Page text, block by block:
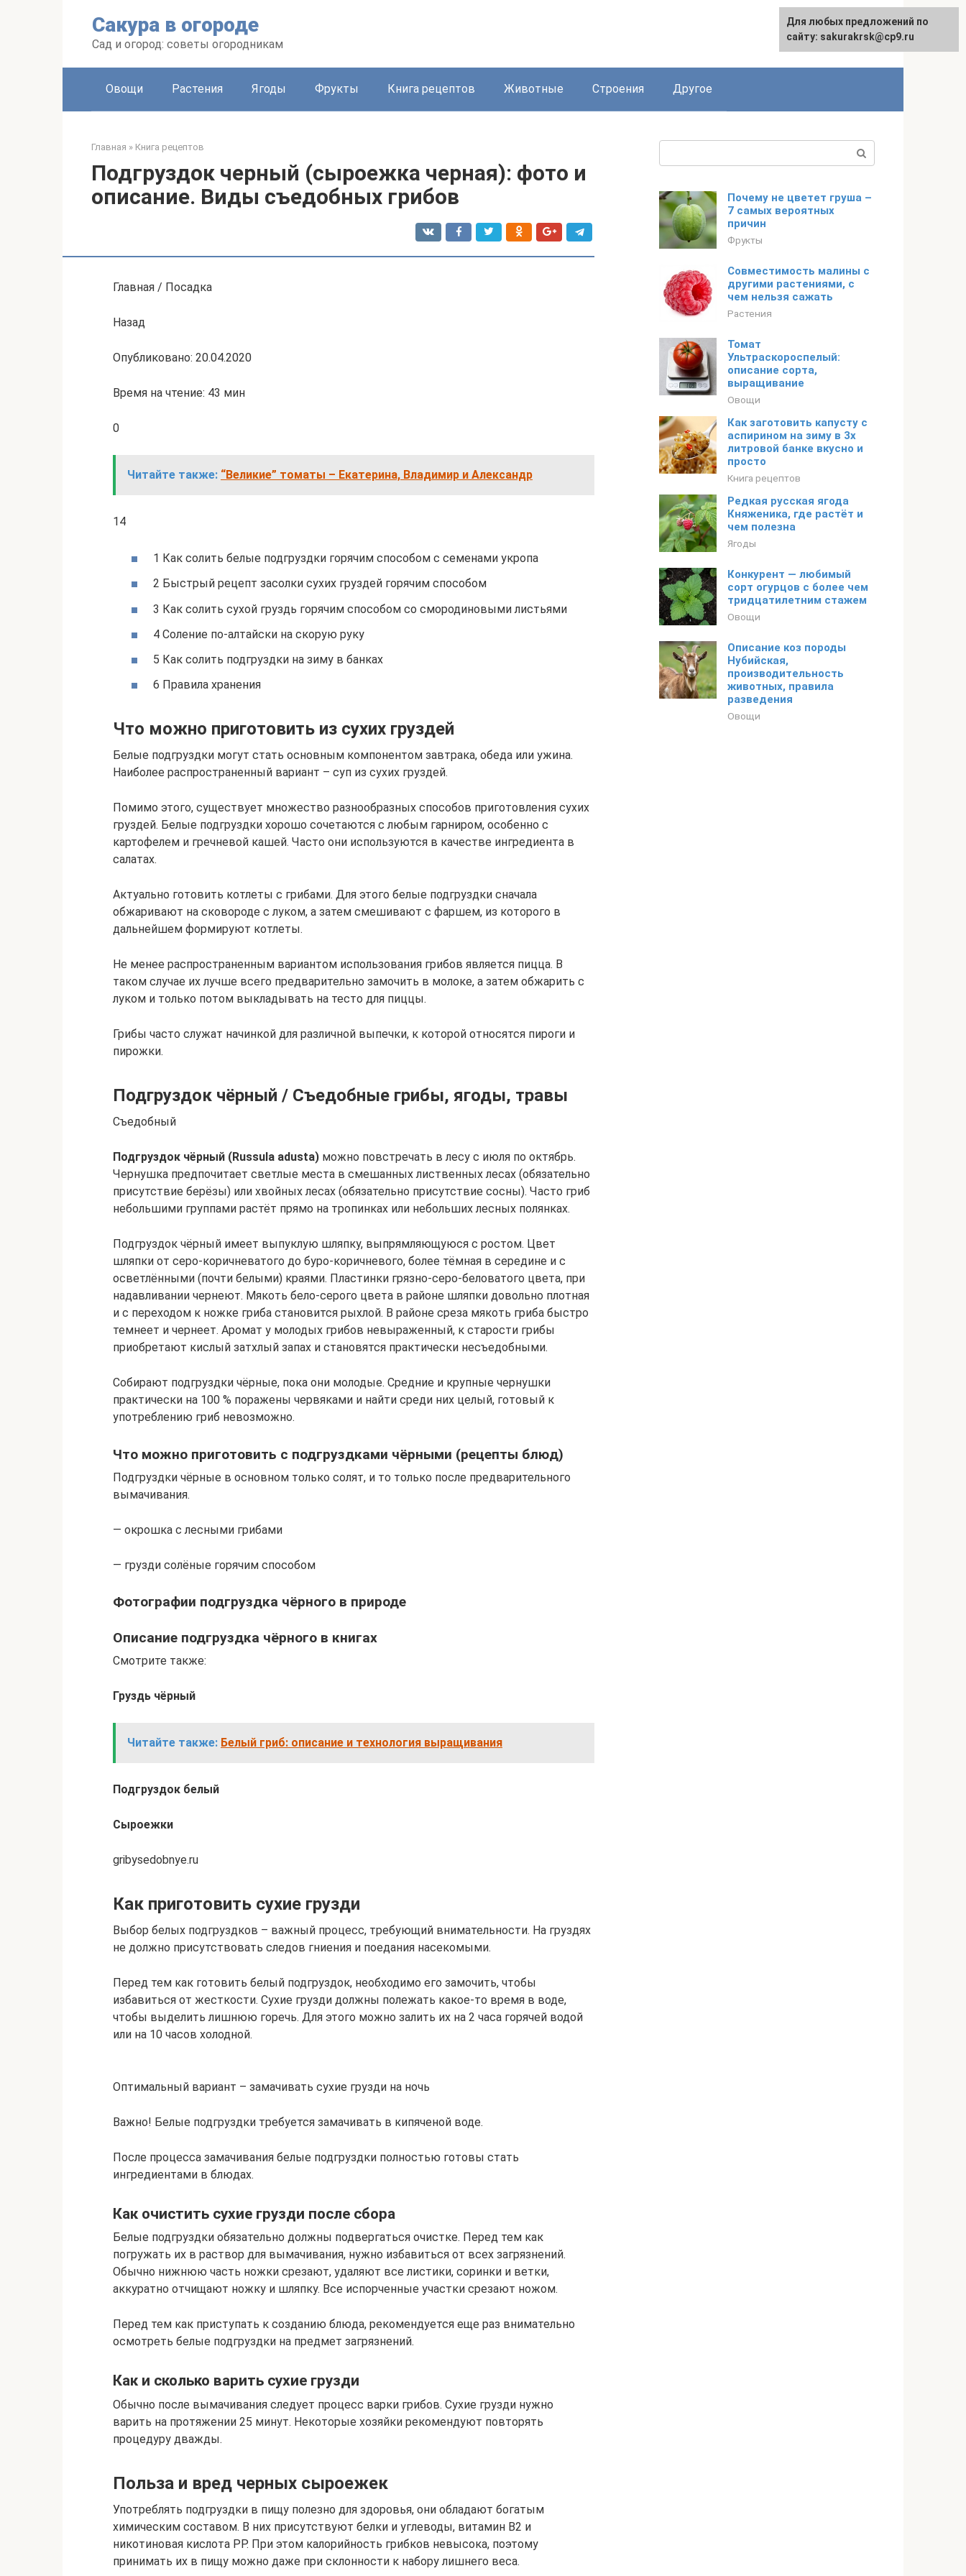
Сакура в огороде
Сад и огород: советы огородникам
English
Овощи Растения Ягоды Фрукты Книга рецептов Животные Строения Другое
Главная » Книга рецептов
Подгруздок черный (сыроежка черная): фото и
описание. Виды съедобных грибов
Главная / Посадка
Назад
Опубликовано: 20.04.2020
Время на чтение: 43 мин
0
Читайте также: “Великие” томаты – Екатерина, Владимир и Александр
14
1 Как солить белые подгруздки горячим способом с семенами укропа
2 Быстрый рецепт засолки сухих груздей горячим способом
3 Как солить сухой груздь горячим способом со смородиновыми листьями
4 Соление по-алтайски на скорую руку
5 Как солить подгруздки на зиму в банках
6 Правила хранения
Что можно приготовить из сухих груздей
Белые подгруздки могут стать основным компонентом завтрака, обеда или ужина.
Наиболее распространенный вариант – суп из сухих груздей.
Помимо этого, существует множество разнообразных способов приготовления сухих
груздей. Белые подгруздки хорошо сочетаются с любым гарниром, особенно с
картофелем и гречневой кашей. Часто они используются в качестве ингредиента в
салатах.
Актуально готовить котлеты с грибами. Для этого белые подгруздки сначала
обжаривают на сковороде с луком, а затем смешивают с фаршем, из которого в
дальнейшем формируют котлеты.
Не менее распространенным вариантом использования грибов является пицца. В
таком случае их лучше всего предварительно замочить в молоке, а затем обжарить с
луком и только потом выкладывать на тесто для пиццы.
Грибы часто служат начинкой для различной выпечки, к которой относятся пироги и
пирожки.
Подгруздок чёрный / Съедобные грибы, ягоды, травы
Съедобный
Подгруздок чёрный (Russula adusta) можно повстречать в лесу с июля по октябрь.
Чернушка предпочитает светлые места в смешанных лиственных лесах (обязательно
присутствие берёзы) или хвойных лесах (обязательно присутствие сосны). Часто гриб
небольшими группами растёт прямо на тропинках или небольших лесных полянках.
Подгруздок чёрный имеет выпуклую шляпку, выпрямляющуюся с ростом. Цвет
шляпки от серо-коричневатого до буро-коричневого, более тёмная в середине и с
осветлёнными (почти белыми) краями. Пластинки грязно-серо-беловатого цвета, при
надавливании чернеют. Мякоть бело-серого цвета в районе шляпки довольно плотная
и с переходом к ножке гриба становится рыхлой. В районе среза мякоть гриба быстро
темнеет и чернеет. Аромат у молодых грибов невыраженный, к старости грибы
приобретают кислый затхлый запах и становятся практически несъедобными.
Собирают подгруздки чёрные, пока они молодые. Средние и крупные чернушки
практически на 100 % поражены червяками и найти среди них целый, готовый к
употреблению гриб невозможно.
Что можно приготовить с подгруздками чёрными (рецепты блюд)
Подгруздки чёрные в основном только солят, и то только после предварительного
вымачивания.
— окрошка с лесными грибами
— грузди солёные горячим способом
Фотографии подгруздка чёрного в природе
Описание подгруздка чёрного в книгах
Смотрите также:
Груздь чёрный
Читайте также: Белый гриб: описание и технология выращивания
Подгруздок белый
Сыроежки
gribysedobnye.ru
Как приготовить сухие грузди
Выбор белых подгруздков – важный процесс, требующий внимательности. На груздях
не должно присутствовать следов гниения и поедания насекомыми.
Перед тем как готовить белый подгруздок, необходимо его замочить, чтобы
избавиться от жесткости. Сухие грузди должны полежать какое-то время в воде,
чтобы выделить лишнюю горечь. Для этого можно залить их на 2 часа горячей водой
или на 10 часов холодной.
Оптимальный вариант – замачивать сухие грузди на ночь
Важно! Белые подгруздки требуется замачивать в кипяченой воде.
После процесса замачивания белые подгруздки полностью готовы стать
ингредиентами в блюдах.
Как очистить сухие грузди после сбора
Белые подгруздки обязательно должны подвергаться очистке. Перед тем как
погружать их в раствор для вымачивания, нужно избавиться от всех загрязнений.
Обычно нижнюю часть ножки срезают, удаляют все листики, соринки и ветки,
аккуратно отчищают ножку и шляпку. Все испорченные участки срезают ножом.
Перед тем как приступать к созданию блюда, рекомендуется еще раз внимательно
осмотреть белые подгруздки на предмет загрязнений.
Как и сколько варить сухие грузди
Обычно после вымачивания следует процесс варки грибов. Сухие грузди нужно
варить на протяжении 25 минут. Некоторые хозяйки рекомендуют повторять
процедуру дважды.
Польза и вред черных сыроежек
Употреблять подгруздки в пищу полезно для здоровья, они обладают богатым
химическим составом. В них присутствуют белки и углеводы, витамин В2 и
никотиновая кислота РР. При этом калорийность грибков невысока, поэтому
принимать их в пищу можно даже при склонности к набору лишнего веса.
Почему не цветет груша –
7 самых вероятных
причин
Фрукты
Совместимость малины с
другими растениями, с
чем нельзя сажать
Растения
Томат
Ультраскороспелый:
описание сорта,
выращивание
Овощи
Как заготовить капусту с
аспирином на зиму в 3х
литровой банке вкусно и
просто
Книга рецептов
Редкая русская ягода
Княженика, где растёт и
чем полезна
Ягоды
Конкурент — любимый
сорт огурцов с более чем
тридцатилетним стажем
Овощи
Описание коз породы
Нубийская,
производительность
животных, правила
разведения
Овощи
Для любых предложений по
сайту: sakurakrsk@cp9.ru